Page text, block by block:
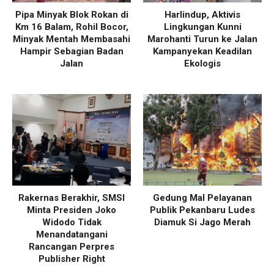
Pipa Minyak Blok Rokan di
Km 16 Balam, Rohil Bocor,
Minyak Mentah Membasahi
Hampir Sebagian Badan
Jalan
Harlindup, Aktivis
Lingkungan Kunni
Marohanti Turun ke Jalan
Kampanyekan Keadilan
Ekologis
Rakernas Berakhir, SMSI
Minta Presiden Joko
Widodo Tidak
Menandatangani
Rancangan Perpres
Publisher Right
Gedung Mal Pelayanan
Publik Pekanbaru Ludes
Diamuk Si Jago Merah